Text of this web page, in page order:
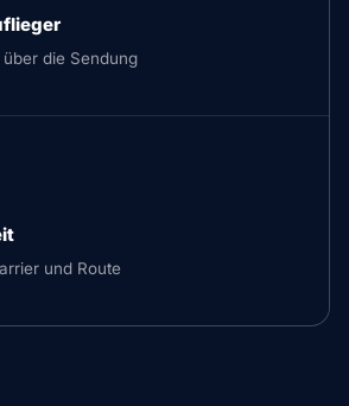
die Sendung
und Route